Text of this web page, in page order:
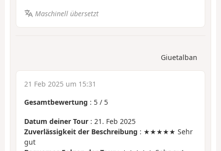
Maschinell übersetzt
Giuetalban
21 Feb 2025 um 15:31
Gesamtbewertung : 5 / 5
Datum deiner Tour : 21. Feb 2025
Zuverlässigkeit der Beschreibung : ★★★★★ Sehr
gut